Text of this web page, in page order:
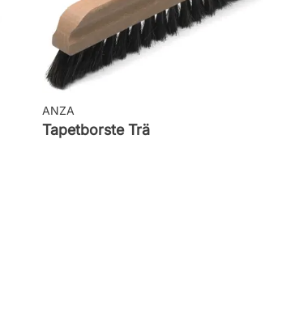
ANZA
Tapetborste Trä